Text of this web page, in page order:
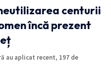
centurii
încă prezent
aplicat recent, 197 de